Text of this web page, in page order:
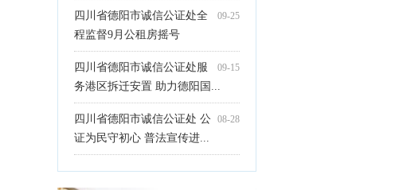
09-25
四川省德阳市诚信公证处全
程监督9月公租房摇号
09-15
四川省德阳市诚信公证处服
务港区拆迁安置 助力德阳国...
08-28
四川省德阳市诚信公证处 公
证为民守初心 普法宣传进...